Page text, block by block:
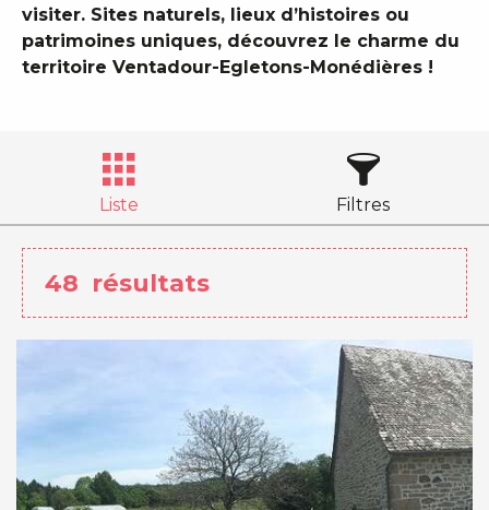
visiter. Sites naturels, lieux d’histoires ou
patrimoines uniques, découvrez le charme du
territoire Ventadour-Egletons-Monédières !
Liste Filtres
48 résultats